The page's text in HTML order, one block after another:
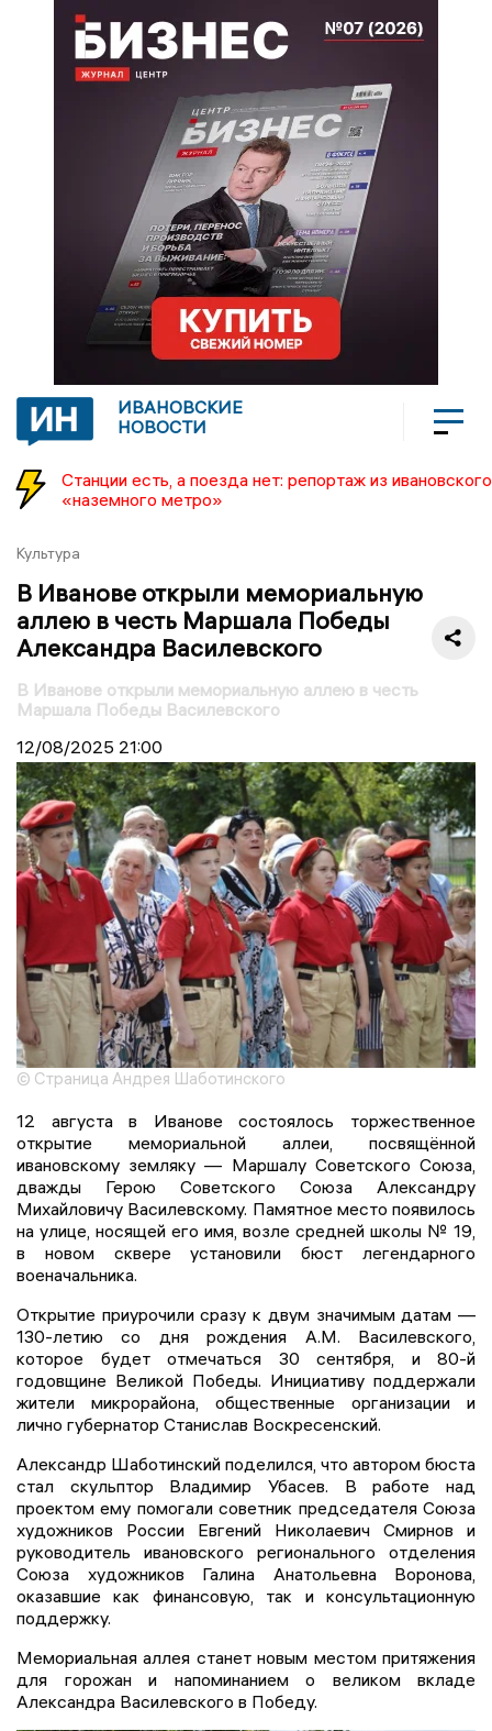
ИВАНОВСКИЕ
НОВОСТИ
Станции есть, а поезда нет: репортаж из ивановского
«наземного метро»
Культура
В Иванове открыли мемориальную
аллею в честь Маршала Победы
Александра Василевского
В Иванове открыли мемориальную аллею в честь
Маршала Победы Василевского
12/08/2025 21:00
© Страница Андрея Шаботинского
12 августа в Иванове состоялось торжественное
открытие мемориальной аллеи, посвящённой
ивановскому земляку — Маршалу Советского Союза,
дважды Герою Советского Союза Александру
Михайловичу Василевскому. Памятное место появилось
на улице, носящей его имя, возле средней школы № 19,
в новом сквере установили бюст легендарного
военачальника.
Открытие приурочили сразу к двум значимым датам —
130-летию со дня рождения А.М. Василевского,
которое будет отмечаться 30 сентября, и 80-й
годовщине Великой Победы. Инициативу поддержали
жители микрорайона, общественные организации и
лично губернатор Станислав Воскресенский.
Александр Шаботинский поделился, что автором бюста
стал скульптор Владимир Убасев. В работе над
проектом ему помогали советник председателя Союза
художников России Евгений Николаевич Смирнов и
руководитель ивановского регионального отделения
Союза художников Галина Анатольевна Воронова,
оказавшие как финансовую, так и консультационную
поддержку.
Мемориальная аллея станет новым местом притяжения
для горожан и напоминанием о великом вкладе
Александра Василевского в Победу.